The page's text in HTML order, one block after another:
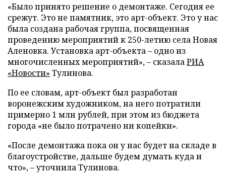
«Было принято решение о демонтаже. Сегодня ее
срежут. Это не памятник, это арт-объект. Это у нас
была создана рабочая группа, посвященная
проведению мероприятий к 250-летию села Новая
Аленовка. Установка арт-объекта – одно из
многочисленных мероприятий», – сказалаРИА
«Новости» Тулинова.
По ее словам, арт-объект был разработан
воронежским художником, на него потратили
примерно 1 млн рублей, при этом из бюджета
города «не было потрачено ни копейки».
«После демонтажа пока он у нас будет на складе в
благоустройстве, дальше будем думать куда и
что», – уточнила Тулинова.